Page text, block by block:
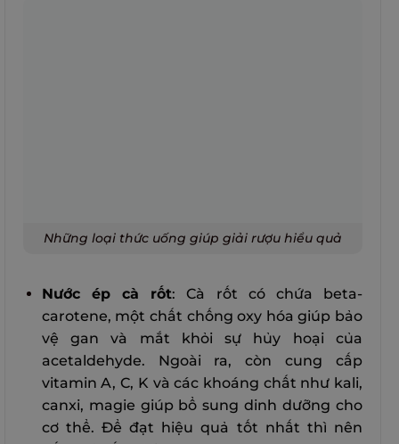
Những loại thức uống giúp giải rượu hiểu quả
Nước ép cà rốt: Cà rốt có chứa beta-
carotene, một chất chống oxy hóa giúp bảo
vệ gan và mắt khỏi sự hủy hoại của
acetaldehyde. Ngoài ra, còn cung cấp
vitamin A, C, K và các khoáng chất như kali,
canxi, magie giúp bổ sung dinh dưỡng cho
cơ thể. Để đạt hiệu quả tốt nhất thì nên